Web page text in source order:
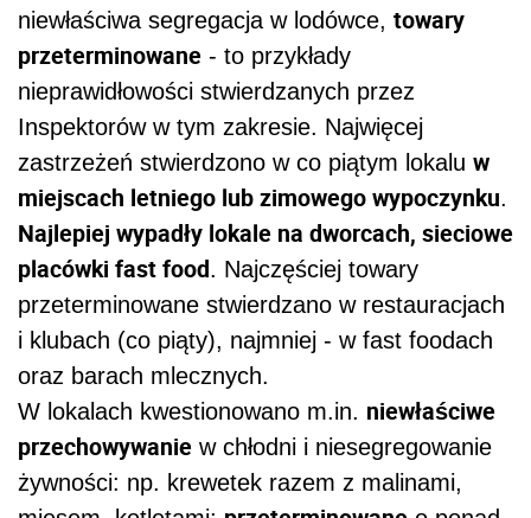
niewłaściwa segregacja w lodówce, towary
przeterminowane - to przykłady
nieprawidłowości stwierdzanych przez
Inspektorów w tym zakresie. Najwięcej
zastrzeżeń stwierdzono w co piątym lokalu w
miejscach letniego lub zimowego wypoczynku.
Najlepiej wypadły lokale na dworcach, sieciowe
placówki fast food. Najczęściej towary
przeterminowane stwierdzano w restauracjach
i klubach (co piąty), najmniej - w fast foodach
oraz barach mlecznych.
W lokalach kwestionowano m.in. niewłaściwe
przechowywanie w chłodni i niesegregowanie
żywności: np. krewetek razem z malinami,